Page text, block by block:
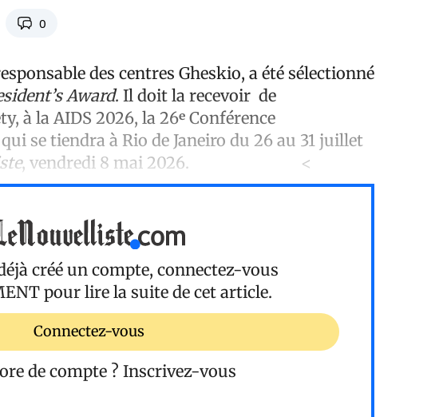
0
des centres Gheskio, a été sélectionné
Award. Il doit la recevoir de
à la AIDS 2026, la 26ᵉ Conférence
se tiendra à Rio de Janeiro du 26 au 31 juillet
, vendredi 8 mai 2026. <
créé un compte, connectez-vous
pour lire la suite de cet article.
Connectez-vous
de compte ? Inscrivez-vous